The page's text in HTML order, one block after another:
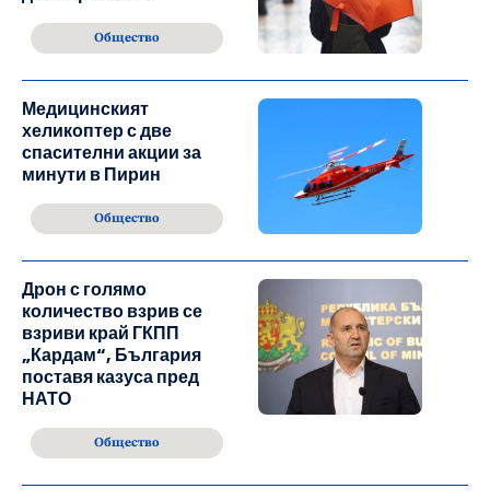
Общество
Медицинският
хеликоптер с две
спасителни акции за
минути в Пирин
Общество
Дрон с голямо
количество взрив се
взриви край ГКПП
„Кардам“, България
поставя казуса пред
НАТО
Общество